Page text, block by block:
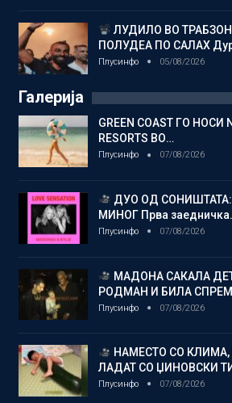
ЛУДИЛО ВО
ПОЛУДЕА ПО САЛАХ
Плусинфо 05/08/2026
Галерија
GREEN COAST ГО НОСИ
RESORTS ВО…
Плусинфо 07/08/2026
ДУО ОД
МИНОГ Прва
Плусинфо 07/08/2026
МАДОНА САКАЛА
РОДМАН И БИЛА
Плусинфо 07/08/2026
НАМЕСТО СО КЛИМА,
ЛАДАТ СО ЏИНОВСКИ
Плусинфо 07/08/2026